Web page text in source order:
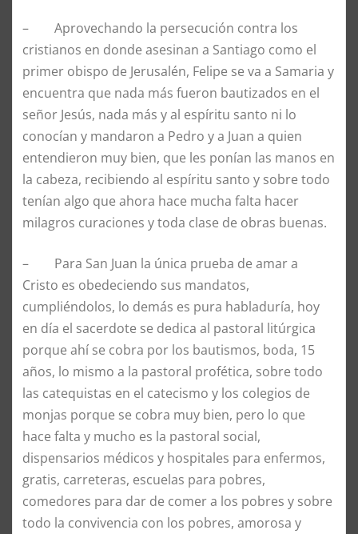
– Aprovechando la persecución contra los
cristianos en donde asesinan a Santiago como el
primer obispo de Jerusalén, Felipe se va a Samaria y
encuentra que nada más fueron bautizados en el
señor Jesús, nada más y al espíritu santo ni lo
conocían y mandaron a Pedro y a Juan a quien
entendieron muy bien, que les ponían las manos en
la cabeza, recibiendo al espíritu santo y sobre todo
tenían algo que ahora hace mucha falta hacer
milagros curaciones y toda clase de obras buenas.
– Para San Juan la única prueba de amar a
Cristo es obedeciendo sus mandatos,
cumpliéndolos, lo demás es pura habladuría, hoy
en día el sacerdote se dedica al pastoral litúrgica
porque ahí se cobra por los bautismos, boda, 15
años, lo mismo a la pastoral profética, sobre todo
las catequistas en el catecismo y los colegios de
monjas porque se cobra muy bien, pero lo que
hace falta y mucho es la pastoral social,
dispensarios médicos y hospitales para enfermos,
gratis, carreteras, escuelas para pobres,
comedores para dar de comer a los pobres y sobre
todo la convivencia con los pobres, amorosa y